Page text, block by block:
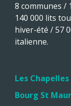
8 communes /
140 000 lits
hiver-été / 57
italienne.
Les Chapelles
Bourg St